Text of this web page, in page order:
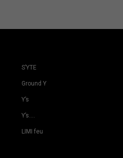
S’YTE
Ground Y
Y’s
Y’s….
LIMI feu